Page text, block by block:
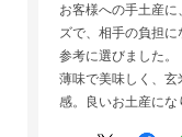
お客様への手土産
ズで、相手の負担
参考に選びました。
薄味で美味しく、
感。良いお土産にな